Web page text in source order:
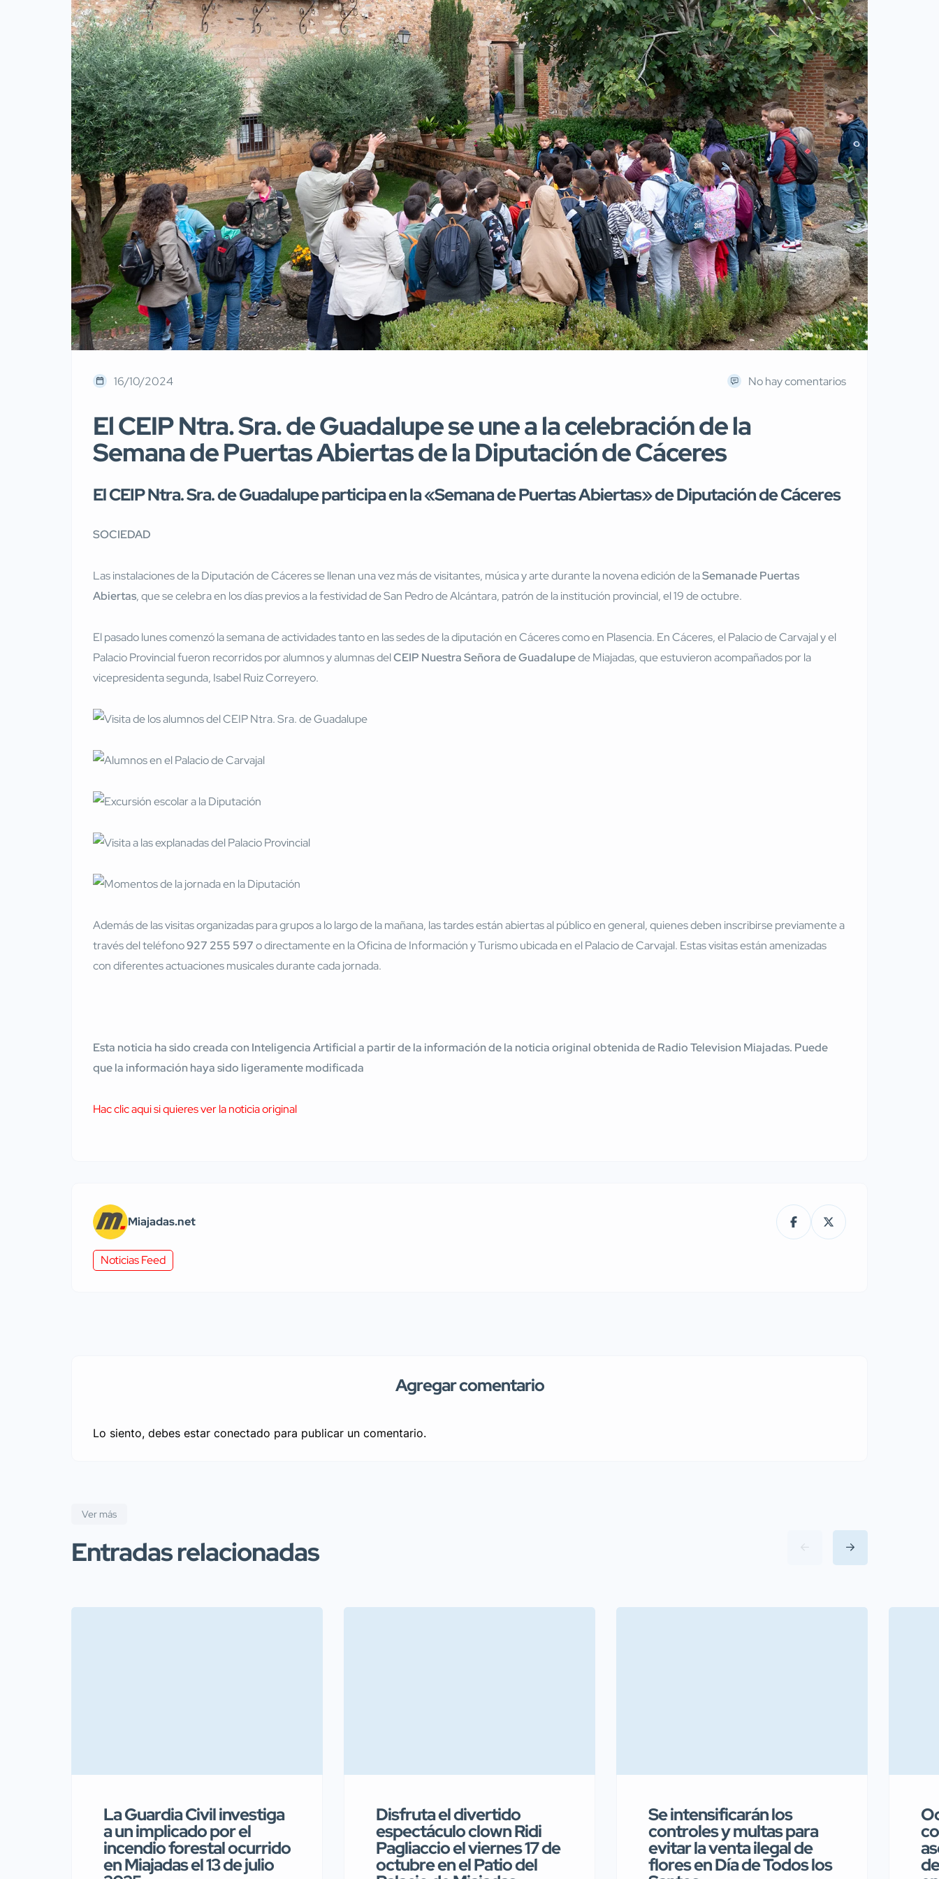
16/10/2024 No hay comentarios
El CEIP Ntra. Sra. de Guadalupe se une a la celebración de la
Semana de Puertas Abiertas de la Diputación de Cáceres
El CEIP Ntra. Sra. de Guadalupe participa en la «Semana de Puertas Abiertas» de Diputación de Cáceres
SOCIEDAD
Las instalaciones de la Diputación de Cáceres se llenan una vez más de visitantes, música y arte durante la novena edición de laSemanade Puertas
Abiertas, que se celebra en los días previos a la festividad de San Pedro de Alcántara, patrón de la institución provincial, el 19 de octubre.
El pasado lunes comenzó la semana de actividades tanto en las sedes de la diputación en Cáceres como en Plasencia. En Cáceres, el Palacio de Carvajal y el
Palacio Provincial fueron recorridos por alumnos y alumnas delCEIP Nuestra Señora de Guadalupede Miajadas, que estuvieron acompañados por la
vicepresidenta segunda, Isabel Ruiz Correyero.
Además de las visitas organizadas para grupos a lo largo de la mañana, las tardes están abiertas al público en general, quienes deben inscribirse previamente a
través del teléfono927 255 597o directamente en la Oficina de Información y Turismo ubicada en el Palacio de Carvajal. Estas visitas están amenizadas
con diferentes actuaciones musicales durante cada jornada.
Esta noticia ha sido creada con Inteligencia Artificial a partir de la información de la noticia original obtenida de Radio Television Miajadas. Puede
que la información haya sido ligeramente modificada
Hac clic aqui si quieres ver la noticia original
Miajadas.net
Noticias Feed
Agregar comentario
Lo siento, debes estar conectado para publicar un comentario.
Ver más
Entradas relacionadas
La Guardia Civil investiga
a un implicado por el
incendio forestal ocurrido
en Miajadas el 13 de julio
Disfruta el divertido
espectáculo clown Ridi
Pagliaccio el viernes 17 de
octubre en el Patio del
Se intensificarán los
controles y multas para
evitar la venta ilegal de
flores en Día de Todos los